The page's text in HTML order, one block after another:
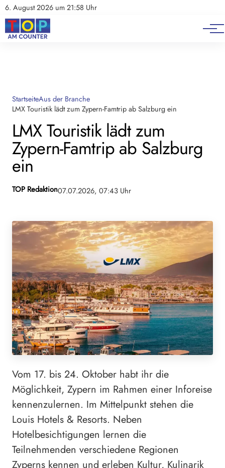
6. August 2026 um 21:58 Uhr
Instagram
LinkedIn
E-Paper
Podcast
Instagram
Linkedin
StartseiteAus der Branche
LMX Touristik lädt zum Zypern-Famtrip ab Salzburg ein
LMX Touristik lädt zum
Zypern-Famtrip ab Salzburg
ein
TOP Redaktion07.07.2026, 07:43 Uhr
Vom 17. bis 24. Oktober habt ihr die
Möglichkeit, Zypern im Rahmen einer Inforeise
kennenzulernen. Im Mittelpunkt stehen die
Louis Hotels & Resorts. Neben
Hotelbesichtigungen lernen die
Teilnehmenden verschiedene Regionen
Zyperns kennen und erleben Kultur, Kulinarik